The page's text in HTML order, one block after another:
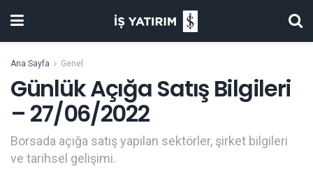
Ana Sayfa Genel
Günlük Açığa Satış Bilgileri
– 27/06/2022
Borsada açığa satış yapılan sektörler, şirket bilgileri
ve tarihsel gelişimi.